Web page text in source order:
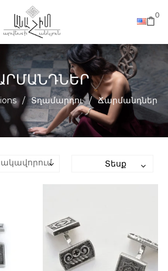
0
/ Տղամարդու / Ճարմանդներ
Տեսք